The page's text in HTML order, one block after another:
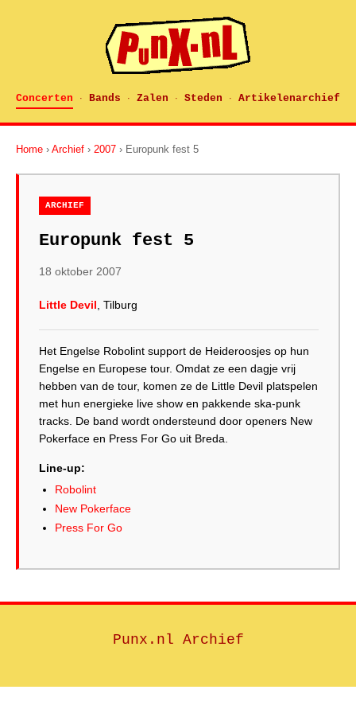
Concerten · Bands · Zalen · Steden · Artikelenarchief
Home › Archief › 2007 › Europunk fest 5
ARCHIEF
Europunk fest 5
18 oktober 2007
Little Devil , Tilburg
Het Engelse Robolint support de Heideroosjes op hun
Engelse en Europese tour. Omdat ze een dagje vrij
hebben van de tour, komen ze de Little Devil platspelen
met hun energieke live show en pakkende ska-punk
tracks. De band wordt ondersteund door openers New
Pokerface en Press For Go uit Breda.
Line-up:
Robolint
New Pokerface
Press For Go
Punx.nl Archief